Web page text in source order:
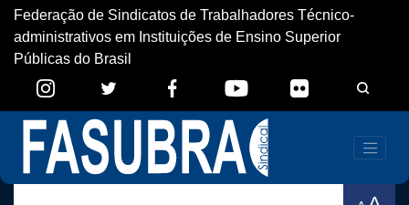
Federação de Sindicatos de Trabalhadores Técnico-
administrativos em Instituições de Ensino Superior
Públicas do Brasil